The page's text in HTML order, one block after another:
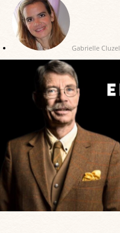
Gabrielle Cluzel